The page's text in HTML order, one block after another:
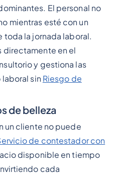
El personal no
mientras esté con un
toda la jornada laboral.
directamente en el
y gestiona las
sin Riesgo de
de belleza
un cliente no puede
de contestador con
disponible en tiempo
cada